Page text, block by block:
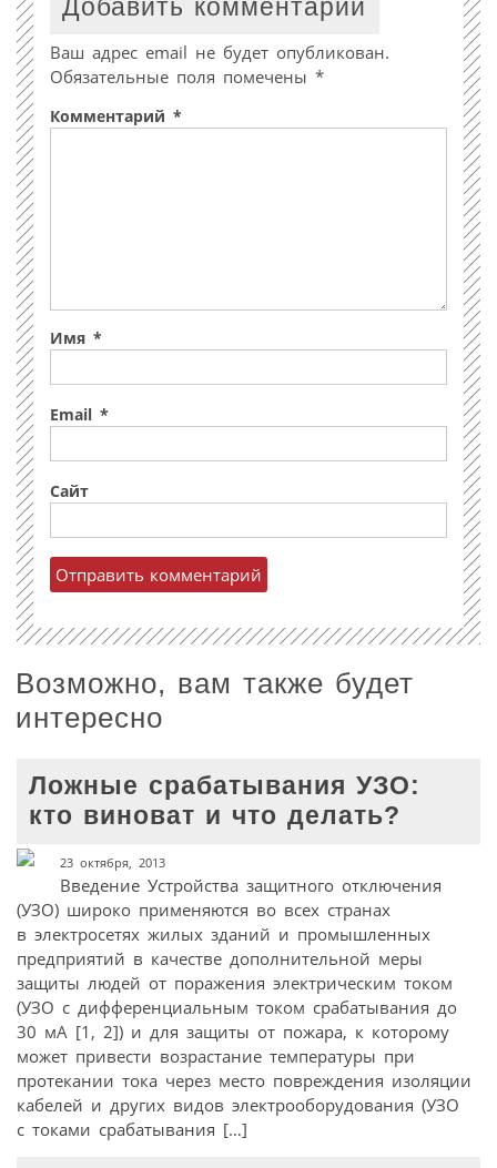
Добавить комментарий
Ваш адрес email не будет опубликован.
Обязательные поля помечены *
Комментарий *
Имя *
Email *
Сайт
Возможно, вам также будет
интересно
Ложные срабатывания УЗО:
кто виноват и что делать?
23 октября, 2013
Введение Устройства защитного отключения
(УЗО) широко применяются во всех странах
в электросетях жилых зданий и промышленных
предприятий в качестве дополнительной меры
защиты людей от поражения электрическим током
(УЗО с дифференциальным током срабатывания до
30 мА [1, 2]) и для защиты от пожара, к которому
может привести возрастание температуры при
протекании тока через место повреждения изоляции
кабелей и других видов электрооборудования (УЗО
с токами срабатывания […]